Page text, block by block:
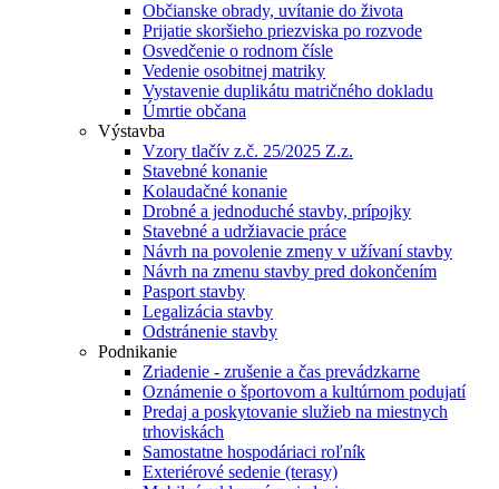
Občianske obrady, uvítanie do života
Prijatie skoršieho priezviska po rozvode
Osvedčenie o rodnom čísle
Vedenie osobitnej matriky
Vystavenie duplikátu matričného dokladu
Úmrtie občana
Výstavba
Vzory tlačív z.č. 25/2025 Z.z.
Stavebné konanie
Kolaudačné konanie
Drobné a jednoduché stavby, prípojky
Stavebné a udržiavacie práce
Návrh na povolenie zmeny v užívaní stavby
Návrh na zmenu stavby pred dokončením
Pasport stavby
Legalizácia stavby
Odstránenie stavby
Podnikanie
Zriadenie - zrušenie a čas prevádzkarne
Oznámenie o športovom a kultúrnom podujatí
Predaj a poskytovanie služieb na miestnych
trhoviskách
Samostatne hospodáriaci roľník
Exteriérové sedenie (terasy)